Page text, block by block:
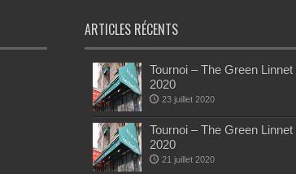
ARTICLES RÉCENTS
Tournoi – The Green
2020
23 juillet 2020
Tournoi – The Green
2020
21 juillet 2020